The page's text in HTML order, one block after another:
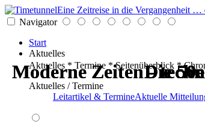
Eine Zeitreise in die Vergangenheit
Navigator
Start
Aktuelles
Aktuelles * Termine * Seitenüberblick *
Aktuelles / Termine
Leitartikel & TermineAktuelle
Die
Moderne Zeiten -Die
Die
Moderne Zeiten -Die